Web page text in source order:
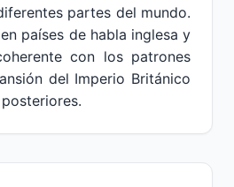
partes del mundo.
países de habla inglesa y
con los patrones
del Imperio Británico